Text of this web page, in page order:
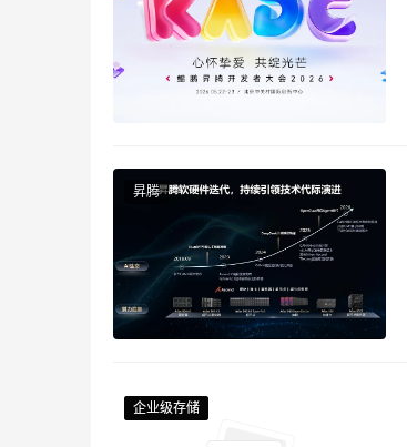
昇腾
企业级存储
企业级存储
企业级存储
企业级存储